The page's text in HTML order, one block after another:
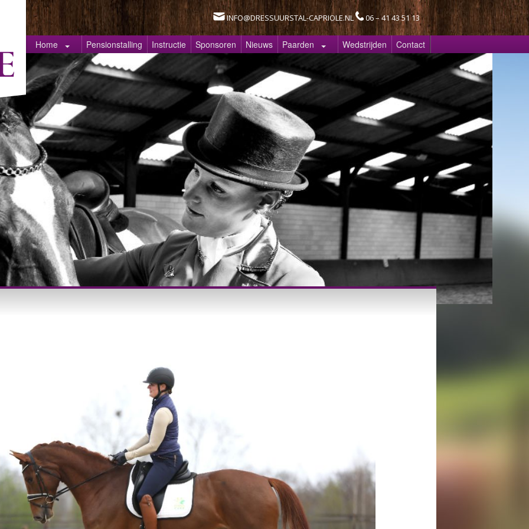
INFO@DRESSUURSTAL-CAPRIOLE.NL 06 – 41 43 51 13
Home Pensionstalling Instructie Sponsoren Nieuws Paarden Wedstrijden Contact